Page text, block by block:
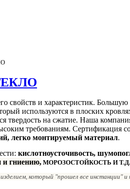
свойств и характеристик.
используются в плоских
твердость на сжатие. Наша
требованиям. Сертификация
легко монтируемый материал.
кислотноусточивость,
и гниению, МОРОЗОСТОЙКОСТЬ И Т.Д.
который "прошел все инстанции" и